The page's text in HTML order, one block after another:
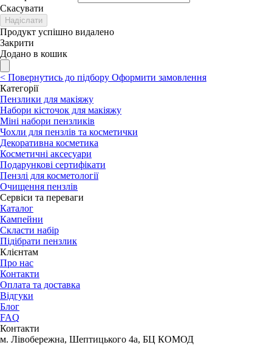
Скасувати
Надіслати
Продукт успішно видалено
Закрити
Додано в кошик
< Повернутись до підбору Оформити замовлення
Категорії
Пензлики для макіяжу
Набори кісточок для макіяжу
Міні набори пензликів
Чохли для пензлів та косметички
Декоративна косметика
Косметичні аксесуари
Подарункові сертифікати
Пензлі для косметології
Очищення пензлів
Сервіси та переваги
Каталог
Кампейни
Скласти набір
Підібрати пензлик
Клієнтам
Про нас
Контакти
Оплата та доставка
Відгуки
Блог
FAQ
Контакти
м. Лівобережна, Шептицького 4а, БЦ КОМОД